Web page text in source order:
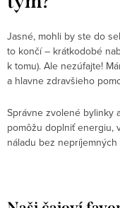
Jasné, mohli by ste do
to končí – krátkodobé
k tomu). Ale nezúfajte!
a hlavne zdravšieho
Správne zvolené bylinky
pomôžu doplniť energiu,
náladu bez